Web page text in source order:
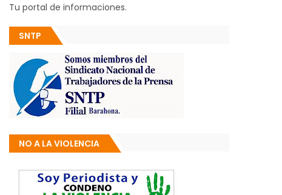
Tu portal de informaciones.
SNTP
NO A LA VIOLENCIA